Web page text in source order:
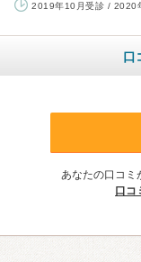
2019年10月受診 / 2020
口
あなたの口コミ
口コ